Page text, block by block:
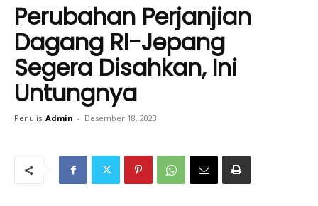
Perubahan Perjanjian
Dagang RI-Jepang
Segera Disahkan, Ini
Untungnya
Penulis Admin - Desember 18, 2023